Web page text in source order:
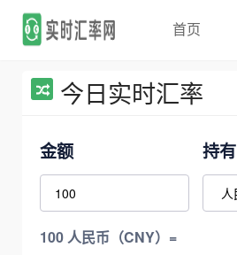
首页
今日实时汇率
金额 持有
100 人民币（CNY）=